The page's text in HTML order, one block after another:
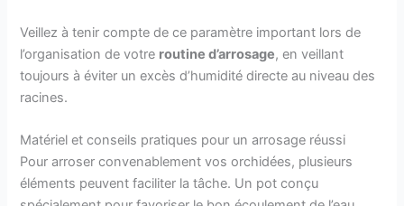
Veillez à tenir compte de ce paramètre important lors de
l’organisation de votre routine d’arrosage, en veillant
toujours à éviter un excès d’humidité directe au niveau des
racines.
Matériel et conseils pratiques pour un arrosage réussi
Pour arroser convenablement vos orchidées, plusieurs
éléments peuvent faciliter la tâche. Un pot conçu